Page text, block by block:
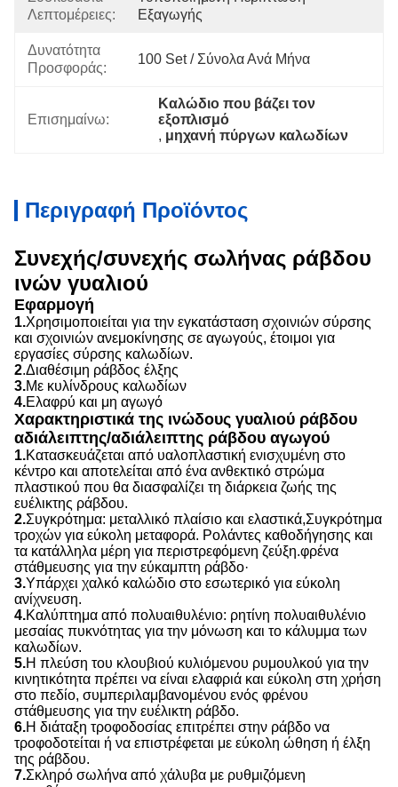
Λεπτομέρειες:
Εξαγωγής
Δυνατότητα
Προσφοράς:
100 Set / Σύνολα Ανά Μήνα
Επισημαίνω:
Καλώδιο που βάζει τον
εξοπλισμό
, μηχανή πύργων καλωδίων
Περιγραφή Προϊόντος
Συνεχής/συνεχής σωλήνας ράβδου
ινών γυαλιού
Εφαρμογή
1.Χρησιμοποιείται για την εγκατάσταση σχοινιών σύρσης
και σχοινιών ανεμοκίνησης σε αγωγούς, έτοιμοι για
εργασίες σύρσης καλωδίων.
2.Διαθέσιμη ράβδος έλξης
3.Με κυλίνδρους καλωδίων
4.Ελαφρύ και μη αγωγό
Χαρακτηριστικά της ινώδους γυαλιού ράβδου
αδιάλειπτης/αδιάλειπτης ράβδου αγωγού
1.Κατασκευάζεται από υαλοπλαστική ενισχυμένη στο
κέντρο και αποτελείται από ένα ανθεκτικό στρώμα
πλαστικού που θα διασφαλίζει τη διάρκεια ζωής της
ευέλικτης ράβδου.
2.Συγκρότημα: μεταλλικό πλαίσιο και ελαστικά,Συγκρότημα
τροχών για εύκολη μεταφορά. Ρολάντες καθοδήγησης και
τα κατάλληλα μέρη για περιστρεφόμενη ζεύξη.φρένα
στάθμευσης για την εύκαμπτη ράβδο·
3.Υπάρχει χαλκό καλώδιο στο εσωτερικό για εύκολη
ανίχνευση.
4.Καλύπτημα από πολυαιθυλένιο: ρητίνη πολυαιθυλένιο
μεσαίας πυκνότητας για την μόνωση και το κάλυμμα των
καλωδίων.
5.Η πλεύση του κλουβιού κυλιόμενου ρυμουλκού για την
κινητικότητα πρέπει να είναι ελαφριά και εύκολη στη χρήση
στο πεδίο, συμπεριλαμβανομένου ενός φρένου
στάθμευσης για την ευέλικτη ράβδο.
6.Η διάταξη τροφοδοσίας επιτρέπει στην ράβδο να
τροφοδοτείται ή να επιστρέφεται με εύκολη ώθηση ή έλξη
της ράβδου.
7.Σκληρό σωλήνα από χάλυβα με ρυθμιζόμενη